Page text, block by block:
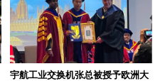
宇航工业交换机张总被授予欧洲大